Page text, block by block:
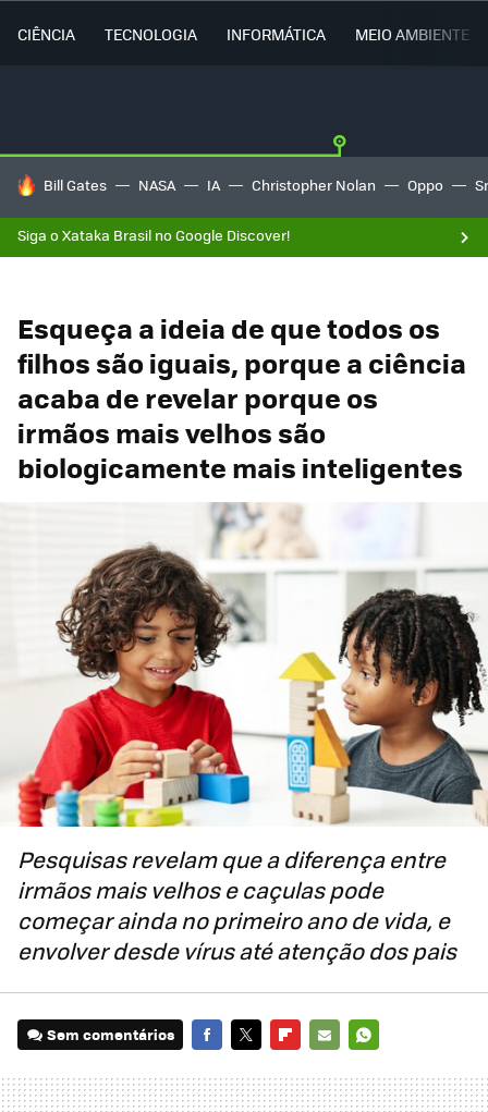
CIÊNCIA TECNOLOGIA INFORMÁTICA MEIO AMBIENTE
TENDÊNCIAS DO DIA
Bill Gates NASA IA Christopher Nolan Oppo
Siga o Xataka Brasil no Google Discover!
Esqueça a ideia de que todos os
filhos são iguais, porque a ciência
acaba de revelar porque os
irmãos mais velhos são
biologicamente mais inteligentes
Pesquisas revelam que a diferença entre
irmãos mais velhos e caçulas pode
começar ainda no primeiro ano de vida, e
envolver desde vírus até atenção dos pais
Sem comentários
MAIL